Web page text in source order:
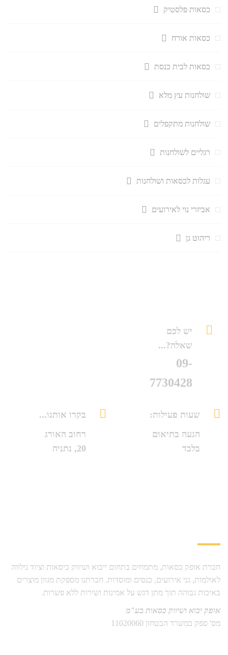
כסאות פלסטיק
כסאות אורח
כסאות לבית כנסת
שולחנות עץ מלא
שולחנות מתקפלים
רגליים לשולחנות
עגלות לכסאות ושולחנות
אביזרי נוי לאירועים
ריהוט גן
יש לכם
שאלה?...
09-
7730428
בקרו אותנו...
רחוב האורג
20, נתניה
שעות פעילות:
הגעה בתיאום
בלבד
חברת אופק כסאות, מתמחים בתחום ייבוא ושיווק כיסאות וציוד נילווה
לאולמות, גני אירועים, כנסים ומוסדות. חברתנו מספקת מגוון מוצרים
באיכות גבוהה תוך מתן דגש על אמינות ושירות ללא פשרות.
אופק יבוא ושיווק כסאות בע"מ
מס' ספק במשרד הבטחון 11020060